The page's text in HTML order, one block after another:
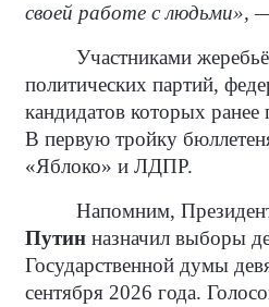
своей работе с людьми», —
Участниками
политических партий,
кандидатов которых
В первую тройку
«Яблоко» и ЛДПР.
Напомним,
Путин назначил выборы
Государственной думы
сентября 2026 года.